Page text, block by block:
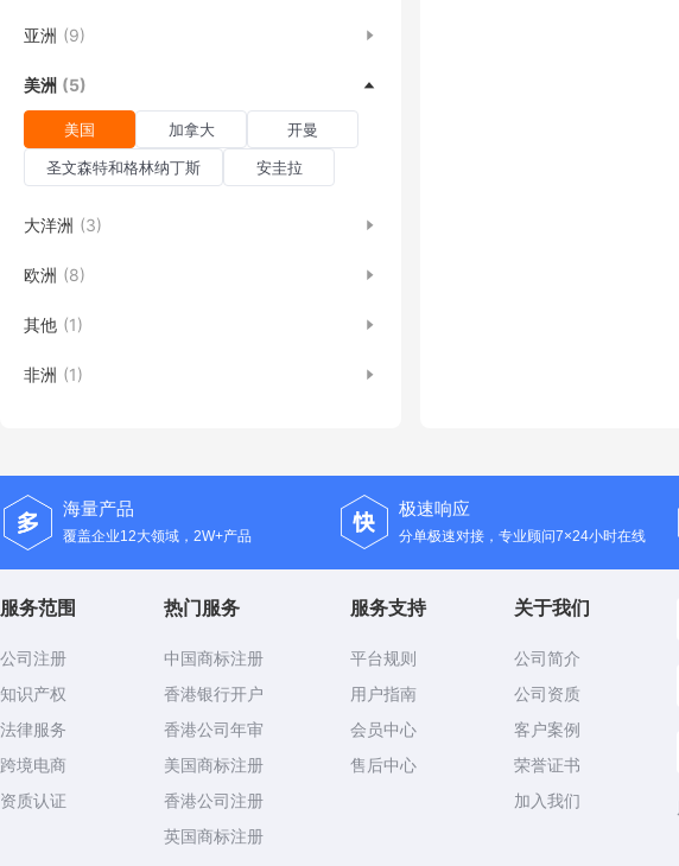
亚洲 (9)
美洲 (5)
美国 加拿大
开曼
圣文森特和格林纳丁斯
安圭拉
大洋洲 (3)
欧洲 (8)
其他 (1)
非洲 (1)
海量产品
覆盖企业12大领域，2W+产品
极速响应
分单极速对接，专业顾问7×24小时在线
服务范围
公司注册
知识产权
法律服务
跨境电商
资质认证
热门服务
中国商标注册
香港银行开户
香港公司年审
美国商标注册
香港公司注册
英国商标注册
服务支持
平台规则
用户指南
会员中心
售后中心
关于我们
公司简介
公司资质
客户案例
荣誉证书
加入我们